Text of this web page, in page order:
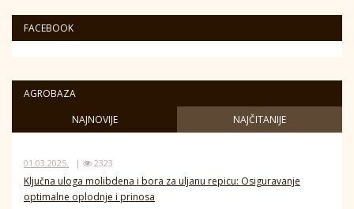
FACEBOOK
AGROBAZA
NAJNOVIJE
NAJČITANIJE
01.03.2025. | 2323
Ključna uloga molibdena i bora za uljanu repicu: Osiguravanje
optimalne oplodnje i prinosa